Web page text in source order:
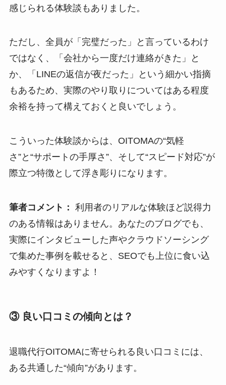
感じられる体験談もありました。
ただし、全員が「完璧だった」と言っているわけ
ではなく、「会社から一度だけ連絡がきた」と
か、「LINEの返信が夜だった」という細かい指摘
もあるため、実際のやり取りについてはある程度
余裕を持って構えておくと良いでしょう。
こういった体験談からは、OITOMAの“気軽
さ”と“サポートの手厚さ”、そして“スピード対応”が
際立つ特徴として浮き彫りになります。
筆者コメント： 利用者のリアルな体験ほど説得力
のある情報はありません。あなたのブログでも、
実際にインタビューした声やクラウドソーシング
で集めた事例を載せると、SEOでも上位に食い込
みやすくなりますよ！
③ 良い口コミの傾向とは？
退職代行OITOMAに寄せられる良い口コミには、
ある共通した“傾向”があります。